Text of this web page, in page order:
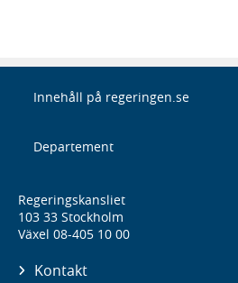
Innehåll på regeringen.se
Departement
Regeringskansliet
103 33 Stockholm
Växel 08-405 10 00
Kontakt